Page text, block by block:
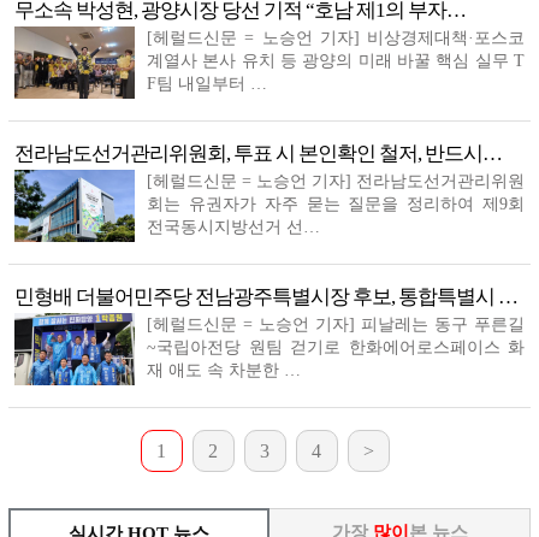
무소속 박성현, 광양시장 당선 기적 “호남 제1의 부자…
[헤럴드신문 = 노승언 기자] 비상경제대책·포스코
계열사 본사 유치 등 광양의 미래 바꿀 핵심 실무 T
F팀 내일부터 …
전라남도선거관리위원회, 투표 시 본인확인 철저, 반드시…
[헤럴드신문 = 노승언 기자] 전라남도선거관리위원
회는 유권자가 자주 묻는 질문을 정리하여 제9회
전국동시지방선거 선…
민형배 더불어민주당 전남광주특별시장 후보, 통합특별시 …
[헤럴드신문 = 노승언 기자] 피날레는 동구 푸른길
~국립아전당 원팀 걷기로 한화에어로스페이스 화
재 애도 속 차분한 …
1 2 3 4 >
가장 많이 본 뉴스